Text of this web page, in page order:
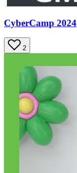
CyberCamp 2024
2